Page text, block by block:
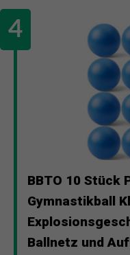
BBTO 10 Stück
Gymnastikball
Ballnetz und